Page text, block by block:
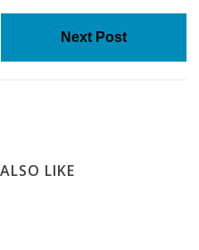
Next Post
LIKE